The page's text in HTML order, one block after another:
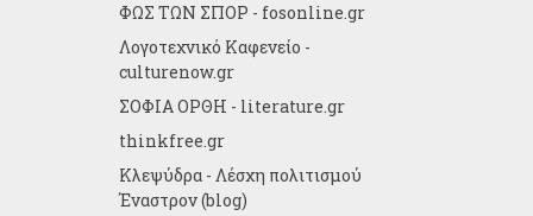
ΦΩΣ ΤΩΝ ΣΠΟΡ - fosonline.gr
Λογοτεχνικό Καφενείο -
culturenow.gr
ΣΟΦΙΑ ΟΡΘΗ - literature.gr
thinkfree.gr
Κλεψύδρα - Λέσχη πολιτισμού
Έναστρον (blog)